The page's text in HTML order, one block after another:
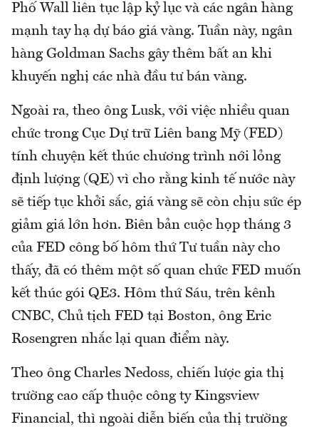
Phố Wall liên tục lập kỷ lục và các ngân hàng
mạnh tay hạ dự báo giá vàng. Tuần này, ngân
hàng Goldman Sachs gây thêm bất an khi
khuyến nghị các nhà đầu tư bán vàng.
Ngoài ra, theo ông Lusk, với việc nhiều quan
chức trong Cục Dự trữ Liên bang Mỹ (FED)
tính chuyện kết thúc chương trình nới lỏng
định lượng (QE) vì cho rằng kinh tế nước này
sẽ tiếp tục khởi sắc, giá vàng sẽ còn chịu sức ép
giảm giá lớn hơn. Biên bản cuộc họp tháng 3
của FED công bố hôm thứ Tư tuần này cho
thấy, đã có thêm một số quan chức FED muốn
kết thúc gói QE3. Hôm thứ Sáu, trên kênh
CNBC, Chủ tịch FED tại Boston, ông Eric
Rosengren nhắc lại quan điểm này.
Theo ông Charles Nedoss, chiến lược gia thị
trường cao cấp thuộc công ty Kingsview
Financial, thì ngoài diễn biến của thị trường